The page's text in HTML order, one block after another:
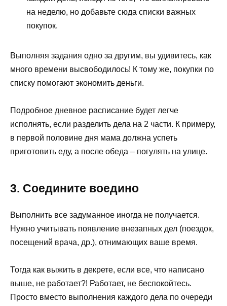
на неделю, но добавьте сюда списки важных
покупок.
Выполняя задания одно за другим, вы удивитесь, как
много времени высвободилось! К тому же, покупки по
списку помогают экономить деньги.
Подробное дневное расписание будет легче
исполнять, если разделить дела на 2 части. К примеру,
в первой половине дня мама должна успеть
приготовить еду, а после обеда – погулять на улице.
3. Соедините воедино
Выполнить все задуманное иногда не получается.
Нужно учитывать появление внезапных дел (поездок,
посещений врача, др.), отнимающих ваше время.
Тогда как выжить в декрете, если все, что написано
выше, не работает?! Работает, не беспокойтесь.
Просто вместо выполнения каждого дела по очереди